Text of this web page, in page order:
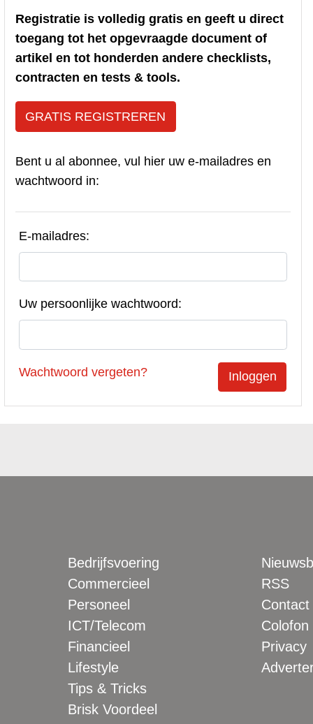
Registratie is volledig gratis en geeft u direct
toegang tot het opgevraagde document of
artikel en tot honderden andere checklists,
contracten en tests & tools.
GRATIS REGISTREREN
Bent u al abonnee, vul hier uw e-mailadres en
wachtwoord in:
E-mailadres:
Uw persoonlijke wachtwoord:
Wachtwoord vergeten?
Bedrijfsvoering
Commercieel
Personeel
ICT/Telecom
Financieel
Lifestyle
Tips & Tricks
Brisk Voordeel
RSS
Contact
Colofon
Privacy